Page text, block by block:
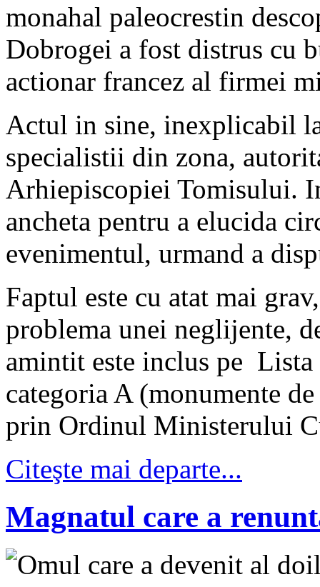
monahal paleocrestin
Dobrogei a fost distrus cu
actionar francez al firmei
Actul in sine, inexplicabil
specialistii din zona,
Arhiepiscopiei Tomisului.
ancheta pentru a elucida
evenimentul, urmand a
Faptul este cu atat mai
problema unei neglijente,
amintit este inclus pe
categoria A (monumente
prin Ordinul Ministerului
Citeşte mai departe...
Magnatul care a
Omul care a devenit al